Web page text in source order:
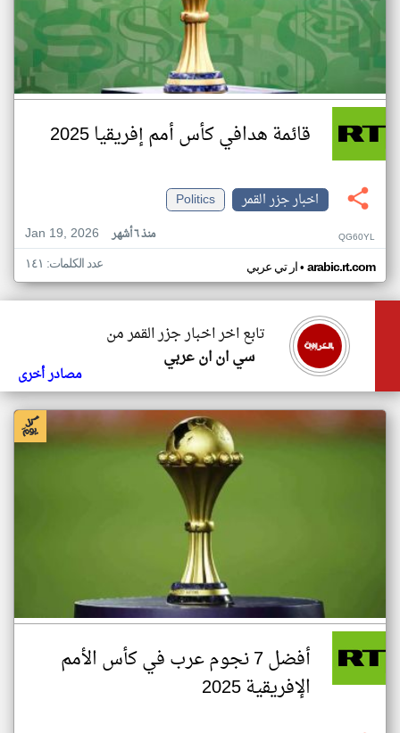
قائمة هدافي كأس أمم إفريقيا 2025
اخبار جزر القمر
Politics
Jan 19, 2026
منذ ٦ أشهر QG60YL
ار تي عربي• arabic.rt.com عدد الكلمات: ١٤١
تابع اخر اخبار جزر القمر من
سي ان ان عربي
مصادر أخرى
أفضل 7 نجوم عرب في كأس الأمم
الإفريقية 2025